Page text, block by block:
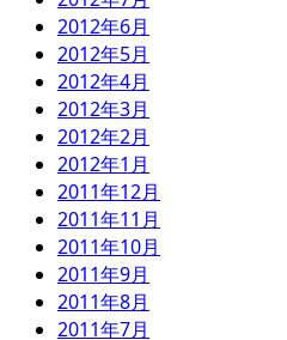
2012年6月
2012年5月
2012年4月
2012年3月
2012年2月
2012年1月
2011年12月
2011年11月
2011年10月
2011年9月
2011年8月
2011年7月